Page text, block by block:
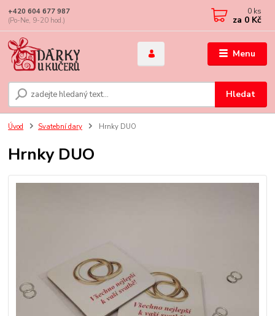
Menu
Hledat
+420 604 677 987
(Po-Ne, 9-20 hod.)
0 ks
za 0 Kč
Úvod Svatební dary Hrnky DUO
Hrnky DUO